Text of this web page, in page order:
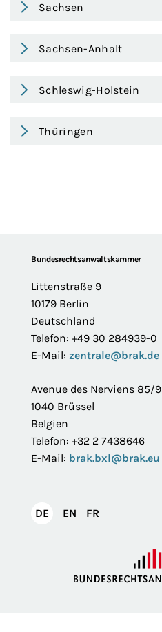
Sachsen
Sachsen-Anhalt
Schleswig-Holstein
Thüringen
FooterBundesrechtsanwaltskammer
Littenstraße 9
10179 Berlin
Deutschland
Telefon: +49 30 284939-0
E-Mail: zentrale@brak.de
Avenue des Nerviens 85/9
1040 Brüssel
Belgien
Telefon: +32 2 7438646
E-Mail: brak.bxl@brak.eu
DEDeutsch
EN English
FR